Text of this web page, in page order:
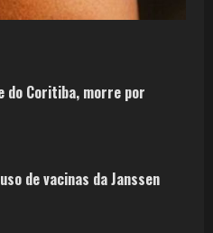
do Coritiba, morre por
de vacinas da Janssen